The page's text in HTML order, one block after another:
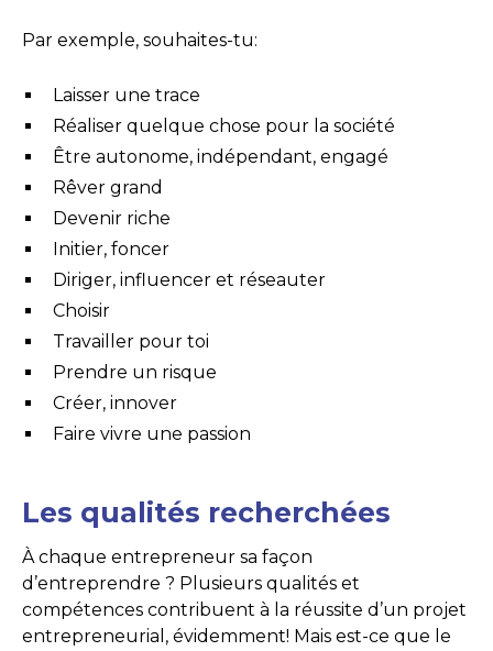
Par exemple, souhaites-tu:
Laisser une trace
Réaliser quelque chose pour la société
Être autonome, indépendant, engagé
Rêver grand
Devenir riche
Initier, foncer
Diriger, influencer et réseauter
Choisir
Travailler pour toi
Prendre un risque
Créer, innover
Faire vivre une passion
Les qualités recherchées
À chaque entrepreneur sa façon
d’entreprendre ? Plusieurs qualités et
compétences contribuent à la réussite d’un projet
entrepreneurial, évidemment! Mais est-ce que le